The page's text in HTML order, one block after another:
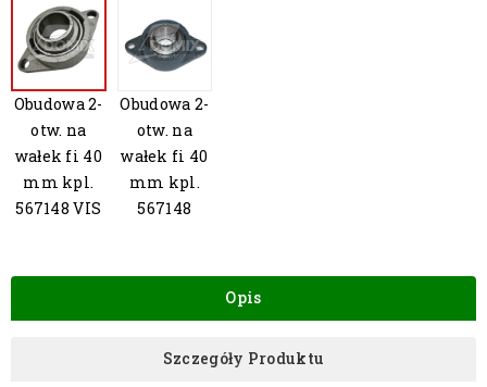
Obudowa 2-
otw. na
wałek fi 40
mm kpl.
567148 VIS
Obudowa 2-
otw. na
wałek fi 40
mm kpl.
567148
Opis
Szczegóły Produktu